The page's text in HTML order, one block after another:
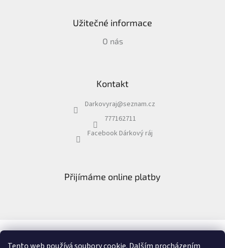
Užitečné informace
O nás
Kontakt
Darkovyraj@seznam.cz
777162711
Facebook Dárkový ráj
Přijímáme online platby